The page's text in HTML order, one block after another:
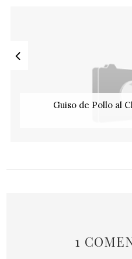
Guiso de Pollo al
1